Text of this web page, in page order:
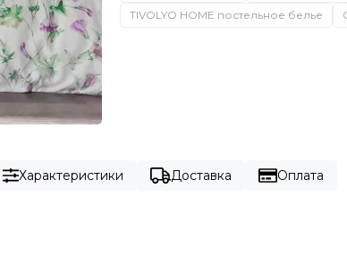
TIVOLYO HOME постельное белье
Характеристики Доставка Оплата